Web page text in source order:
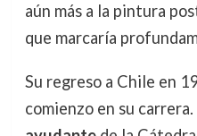
aún más a la pintura
que marcaría
Su regreso a Chile en
comienzo en su